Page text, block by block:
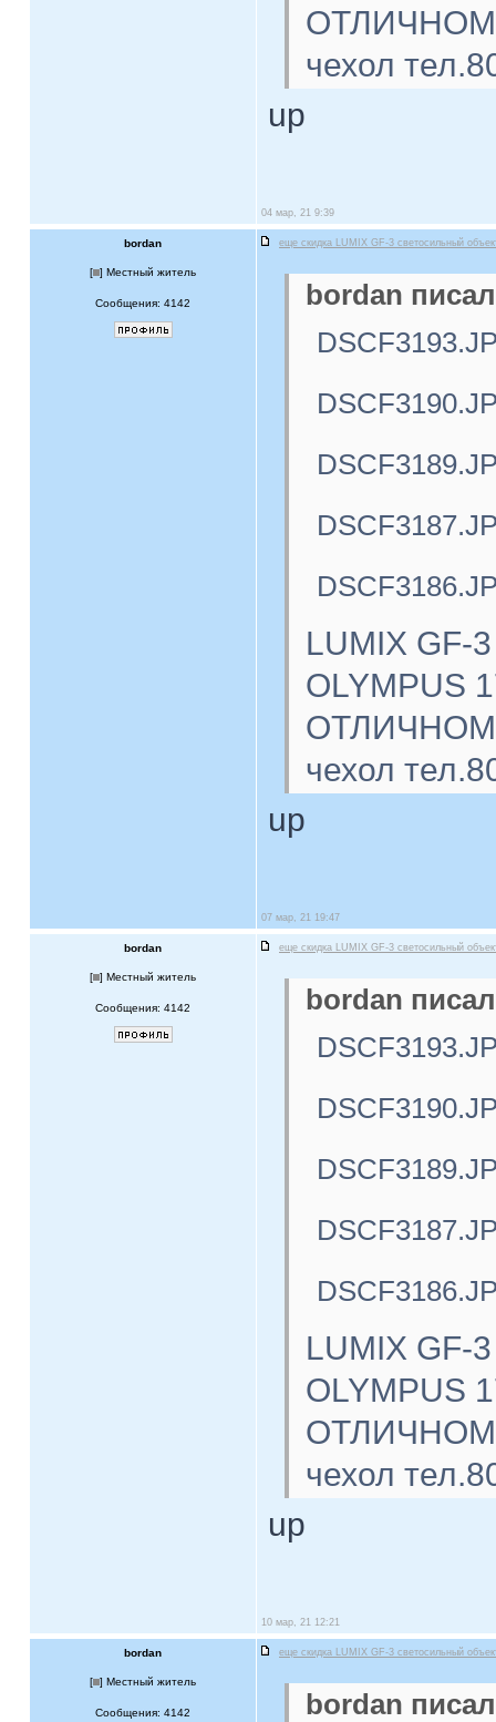
ОТЛИЧНОМ
чехол
up
04 мар, 21 9:39
bordan еще скидка LUMIX GF-3 светосильный
[ ] Местный житель
Сообщения: 4142
bordan
LUMIX GF-
OLYMPUS
ОТЛИЧНОМ
чехол
up
07 мар, 21 19:47
bordan еще скидка LUMIX GF-3 светосильный
[ ] Местный житель
Сообщения: 4142
bordan
LUMIX GF-
OLYMPUS
ОТЛИЧНОМ
чехол
up
10 мар, 21 12:21
bordan еще скидка LUMIX GF-3 светосильный
[ ] Местный житель
Сообщения: 4142 bordan